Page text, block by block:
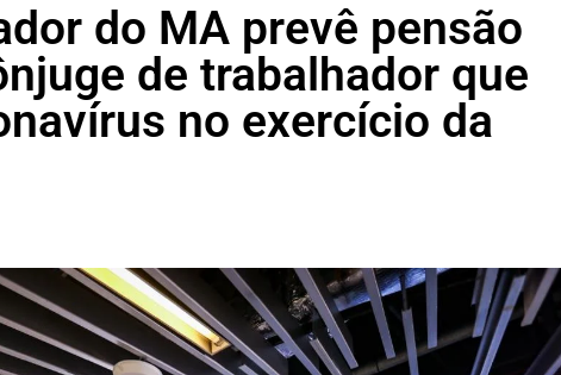
do MA prevê pensão
de trabalhador que
no exercício da